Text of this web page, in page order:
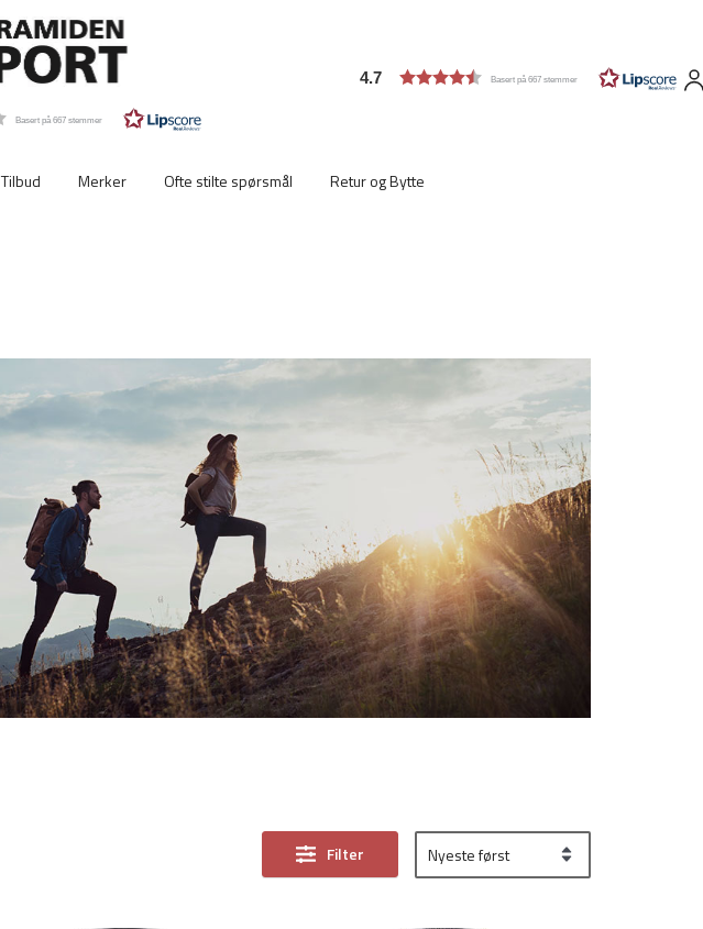
Basert på 667 stemmer
4.7 Basert på 667 stemmer
Tilbud Viktigste
Merker Ofte stilte spørsmål Retur og Bytte
Filter